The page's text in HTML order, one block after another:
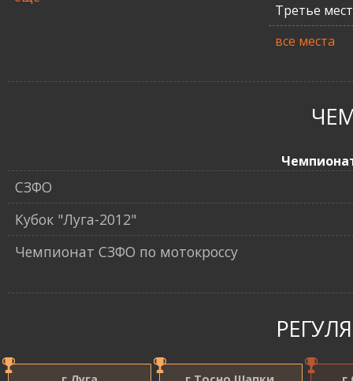
Третье
все места
СЗФО
Кубок "Луга-2012"
Чемпионат СЗФО по мотокроссу